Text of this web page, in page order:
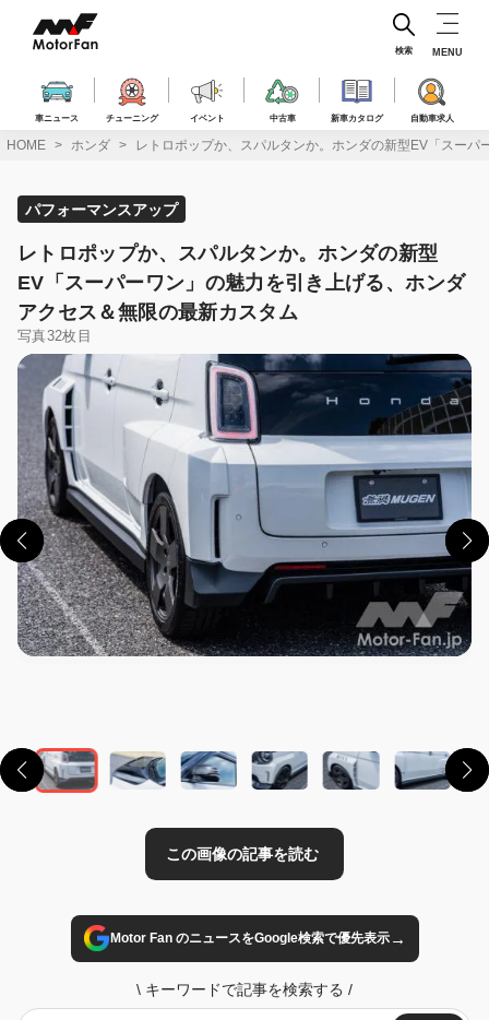
ス
車ニュース チューニング イベント 中古車 新車カタログ 自動車求人
検索 MENU
HOME ホンダ レトロポップか、スパルタンか。ホンダの新型EV「スー
パフォーマンスアップ
レトロポップか、スパルタンか。ホンダの新型
EV「スーパーワン」の魅力を引き上げる、ホンダ
アクセス＆無限の最新カスタム
写真32枚目
Motor Fan のニュースをGoogle検索で優先表示→
\ キーワードで記事を検索する /